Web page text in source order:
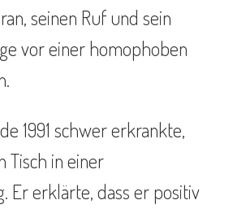
seinen Ruf und sein
vor einer homophoben
1991 schwer erkrankte,
Tisch in einer
Er erklärte, dass er positiv